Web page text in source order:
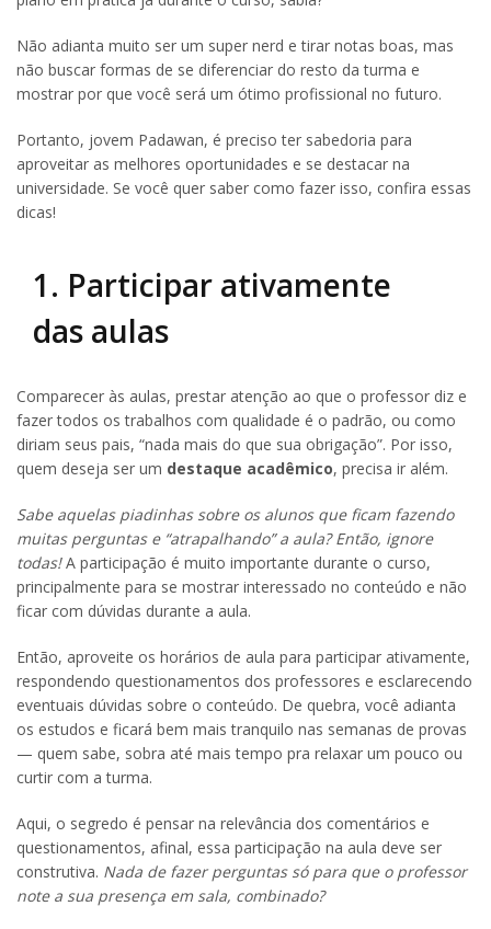
Não adianta muito ser um super nerd e tirar notas boas, mas
não buscar formas de se diferenciar do resto da turma e
mostrar por que você será um ótimo profissional no futuro.
Portanto, jovem Padawan, é preciso ter sabedoria para
aproveitar as melhores oportunidades e se destacar na
universidade. Se você quer saber como fazer isso, confira essas
dicas!
1. Participar ativamente
das aulas
Comparecer às aulas, prestar atenção ao que o professor diz e
fazer todos os trabalhos com qualidade é o padrão, ou como
diriam seus pais, “nada mais do que sua obrigação”. Por isso,
quem deseja ser um destaque acadêmico, precisa ir além.
Sabe aquelas piadinhas sobre os alunos que ficam fazendo
muitas perguntas e “atrapalhando” a aula? Então, ignore
todas!A participação é muito importante durante o curso,
principalmente para se mostrar interessado no conteúdo e não
ficar com dúvidas durante a aula.
Então, aproveite os horários de aula para participar ativamente,
respondendo questionamentos dos professores e esclarecendo
eventuais dúvidas sobre o conteúdo. De quebra, você adianta
os estudos e ficará bem mais tranquilo nas semanas de provas
— quem sabe, sobra até mais tempo pra relaxar um pouco ou
curtir com a turma.
Aqui, o segredo é pensar na relevância dos comentários e
questionamentos, afinal, essa participação na aula deve ser
construtiva. Nada de fazer perguntas só para que o professor
note a sua presença em sala, combinado?